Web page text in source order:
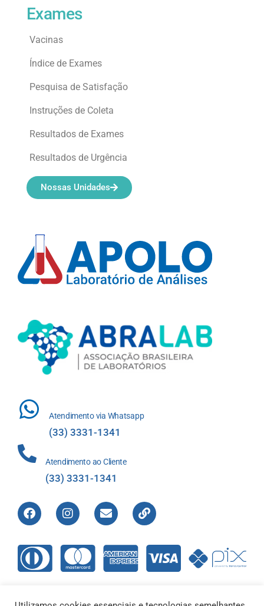
Atendimento via Whatsapp
(33) 3331-1341
Atendimento ao Cliente
(33) 3331-1341
Exames
Vacinas
Índice de Exames
Pesquisa de Satisfação
Instruções de Coleta
Resultados de Exames
Resultados de Urgência
Nossas Unidades